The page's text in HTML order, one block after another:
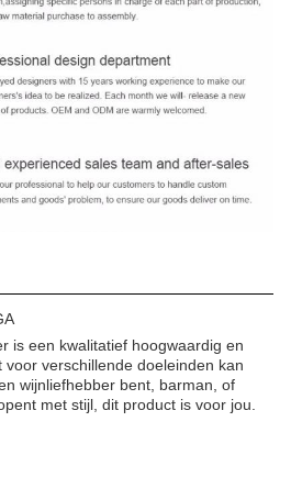
is een kwalitatief hoogwaardig en
verschillende doeleinden kan
wijnliefhebber bent, barman, of
met stijl, dit product is voor jou.